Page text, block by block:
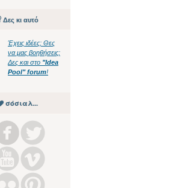
Δες κι αυτό
Έχεις ιδέες; Θες
να μας βοηθήσεις;
Δες και στο "Idea
Pool" forum!
σόσιαλ...